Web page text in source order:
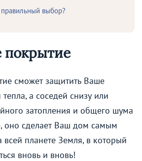
правильный выбор?
покрытие
сможет защитить Ваше
а соседей снизу или
затопления и общего шума
оно сделает Ваш дом самым
планете Земля, в который
вновь и вновь!